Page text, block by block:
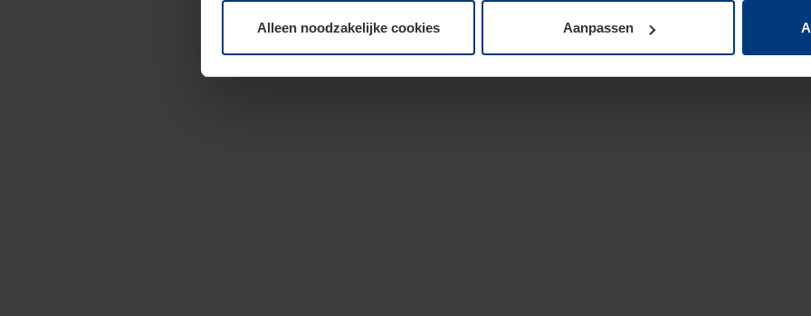
Alleen noodzakelijke cookies Aanpassen